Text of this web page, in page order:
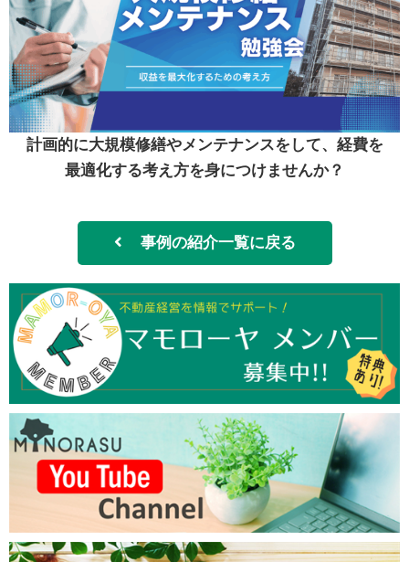
計画的に大規模修繕やメンテナンスをして、経費を
最適化する考え方を身につけませんか？
事例の紹介一覧に戻る